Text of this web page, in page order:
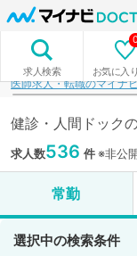
求人検索 お気に入
0
医師求人・転職のマイナ
健診・人間ドック
求人数536 件※非公
常勤
選択中の検索条件